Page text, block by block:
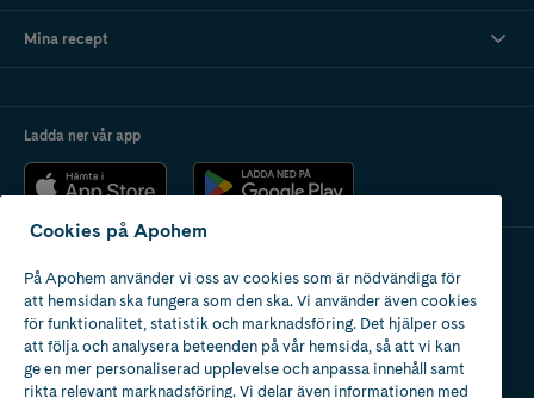
Mina recept
Ladda ner vår app
Apotek med tillstånd
av Läkemedelsverket
Cookies på Apohem
På Apohem använder vi oss av cookies som är nödvändiga för
att hemsidan ska fungera som den ska. Vi använder även cookies
för funktionalitet, statistik och marknadsföring. Det hjälper oss
att följa och analysera beteenden på vår hemsida, så att vi kan
ge en mer personaliserad upplevelse och anpassa innehåll samt
rikta relevant marknadsföring. Vi delar även informationen med